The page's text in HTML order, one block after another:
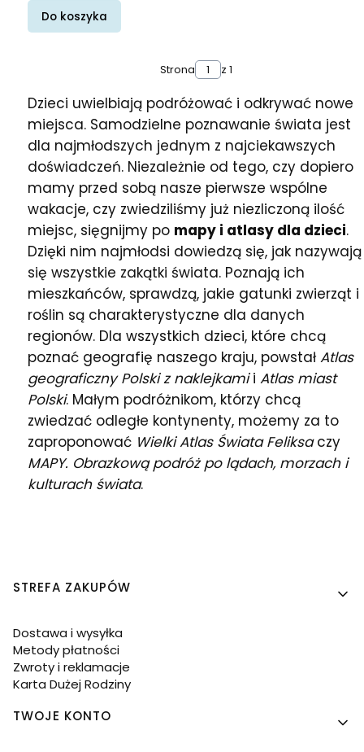
Do koszyka
Strona z 1
Dzieci uwielbiają podróżować i odkrywać nowe
miejsca. Samodzielne poznawanie świata jest
dla najmłodszych jednym z najciekawszych
doświadczeń. Niezależnie od tego, czy dopiero
mamy przed sobą nasze pierwsze wspólne
wakacje, czy zwiedziliśmy już niezliczoną ilość
miejsc, sięgnijmy po mapy i atlasy dla dzieci.
Dzięki nim najmłodsi dowiedzą się, jak nazywają
się wszystkie zakątki świata. Poznają ich
mieszkańców, sprawdzą, jakie gatunki zwierząt i
roślin są charakterystyczne dla danych
regionów. Dla wszystkich dzieci, które chcą
poznać geografię naszego kraju, powstałAtlas
geograficzny Polski z naklejkamii Atlas miast
Polski. Małym podróżnikom, którzy chcą
zwiedzać odległe kontynenty, możemy za to
zaproponować Wielki Atlas Świata Feliksaczy
MAPY. Obrazkową podróż po lądach, morzach i
kulturach świata.
Linki w stopce
STREFA ZAKUPÓW
Dostawa i wysyłka
Metody płatności
Zwroty i reklamacje
Karta Dużej Rodziny
TWOJE KONTO